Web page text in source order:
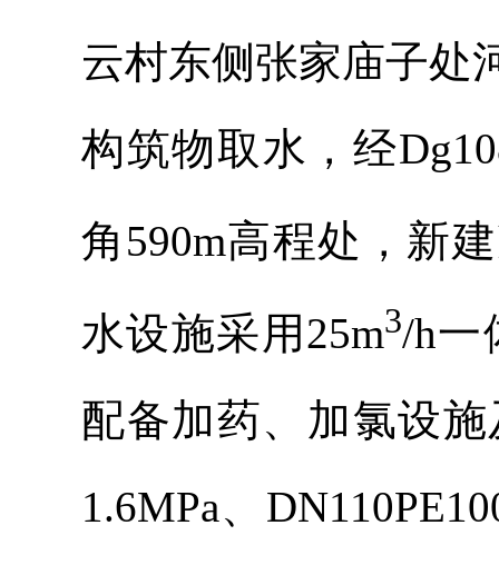
云村东侧张家庙子处
构筑物取水，经
角590m高程处，新
水设施采用25m3/h一
配备加药、加氯设
1.6MPa、